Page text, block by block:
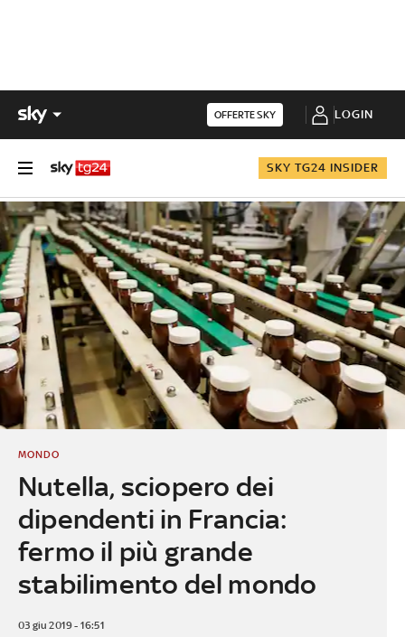
OFFERTE SKY LOGIN
SKY TG24 INSIDER
Nutella, sciopero dei
dipendenti in Francia:
fermo il più grande
stabilimento del mondo
MONDO
03 giu 2019 - 16:51